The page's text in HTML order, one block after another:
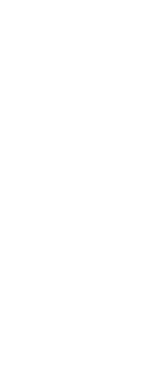
de
les enfants
d’école